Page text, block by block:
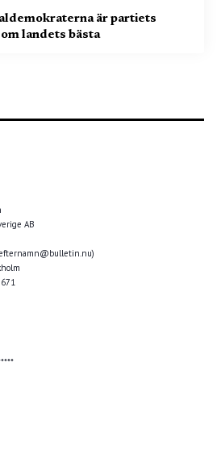
är partiets
landets bästa
AB